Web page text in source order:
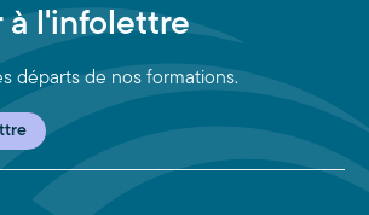
à l'infolettre
départs de nos formations.